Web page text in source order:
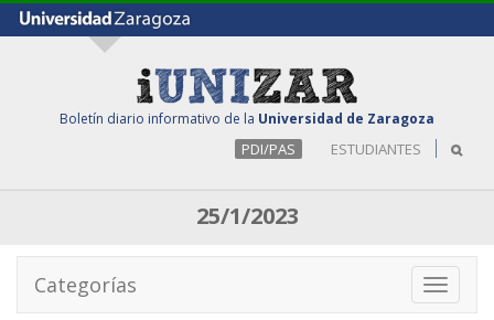
Boletín diario informativo de la Universidad de Zaragoza
PDI/PAS ESTUDIANTES
25/1/2023
Toggle
Categorías